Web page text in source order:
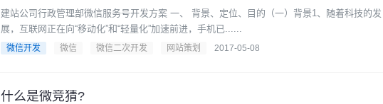
建站公司行政管理部微信服务号开发方案 一、 背景、定位、目的（一）背景1、随着科技的发
展，互联网正在向“移动化”和“轻量化”加速前进，手机已......
微信开发 微信 微信二次开发 网站策划 2017-05-08
什么是微竞猜?